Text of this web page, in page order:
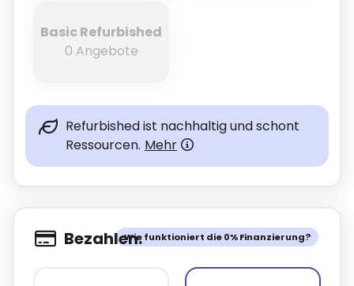
Basic Refurbished
0 Angebote
Refurbished ist nachhaltig und schont
Ressourcen. Mehr
Wie funktioniert die 0% Finanzierung?
Bezahlen.